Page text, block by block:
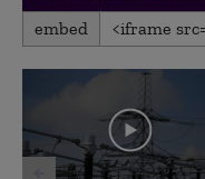
0
seconds
6
minutes,
seconds
embed